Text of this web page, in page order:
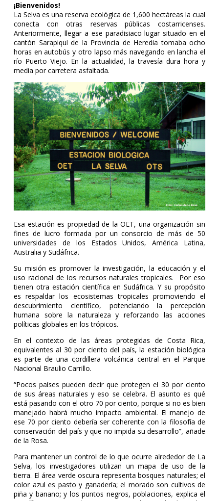
¡Bienvenidos!
La Selva es una reserva ecológica de 1,600 hectáreas la cual
conecta con otras reservas públicas costarricenses.
Anteriormente, llegar a ese paradisiaco lugar situado en el
cantón Sarapiquí de la Provincia de Heredia tomaba ocho
horas en autobús y otro lapso más navegando en lancha el
río Puerto Viejo. En la actualidad, la travesía dura hora y
media por carretera asfaltada.
Esa estación es propiedad de la OET, una organización sin
fines de lucro formada por un consorcio de más de 50
universidades de los Estados Unidos, América Latina,
Australia y Sudáfrica.
Su misión es promover la investigación, la educación y el
uso racional de los recursos naturales tropicales. Por eso
tienen otra estación científica en Sudáfrica. Y su propósito
es respaldar los ecosistemas tropicales promoviendo el
descubrimiento científico, potenciando la percepción
humana sobre la naturaleza y reforzando las acciones
políticas globales en los trópicos.
En el contexto de las áreas protegidas de Costa Rica,
equivalentes al 30 por ciento del país, la estación biológica
es parte de una cordillera volcánica central en el Parque
Nacional Braulio Carrillo.
“Pocos países pueden decir que protegen el 30 por ciento
de sus áreas naturales y eso se celebra. El asunto es qué
está pasando con el otro 70 por ciento, porque si no es bien
manejado habrá mucho impacto ambiental. El manejo de
ese 70 por ciento debería ser coherente con la filosofía de
conservación del país y que no impida su desarrollo”, añade
de la Rosa.
Para mantener un control de lo que ocurre alrededor de La
Selva, los investigadores utilizan un mapa de uso de la
tierra. El área verde oscura representa bosques naturales; el
color azul es pasto y ganadería; el morado son cultivos de
piña y banano; y los puntos negros, poblaciones, explica el